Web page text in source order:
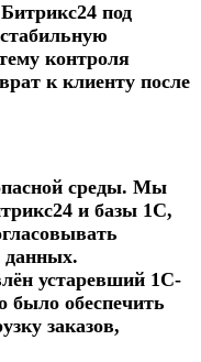
под
контроля
к клиенту после
среды. Мы
и базы 1С,
данных.
устаревший 1С-
было обеспечить
заказов,